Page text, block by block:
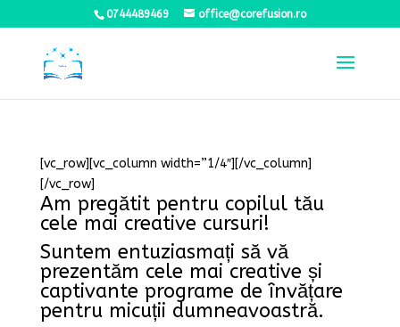
0744489469 office@corefusion.ro
[vc_row][vc_column width=”1/4″][/vc_column]
[/vc_row]
Am pregătit pentru copilul tău
cele mai creative cursuri!
Suntem entuziasmați să vă
prezentăm cele mai creative și
captivante programe de învățare
pentru micuții dumneavoastră.